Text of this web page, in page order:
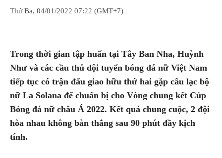
Thứ Ba, 04/01/2022 07:22 (GMT+7)
Trong thời gian tập huấn tại Tây Ban Nha, Huỳnh
Như và các cầu thủ đội tuyển bóng đá nữ Việt Nam
tiếp tục có trận đấu giao hữu thứ hai gặp câu lạc bộ
nữ La Solana để chuẩn bị cho Vòng chung kết Cúp
Bóng đá nữ châu Á 2022. Kết quả chung cuộc, 2 đội
hòa nhau không bàn thắng sau 90 phút đầy kịch
tính.